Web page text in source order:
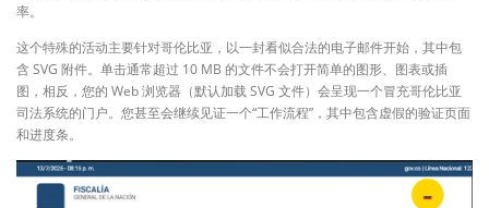
率。
这个特殊的活动主要针对哥伦比亚，以一封看似合法的电子邮件开始，其中包
含 SVG 附件。单击通常超过 10 MB 的文件不会打开简单的图形、图表或插
图，相反，您的 Web 浏览器（默认加载 SVG 文件）会呈现一个冒充哥伦比亚
司法系统的门户。您甚至会继续见证一个“工作流程”，其中包含虚假的验证页面
和进度条。